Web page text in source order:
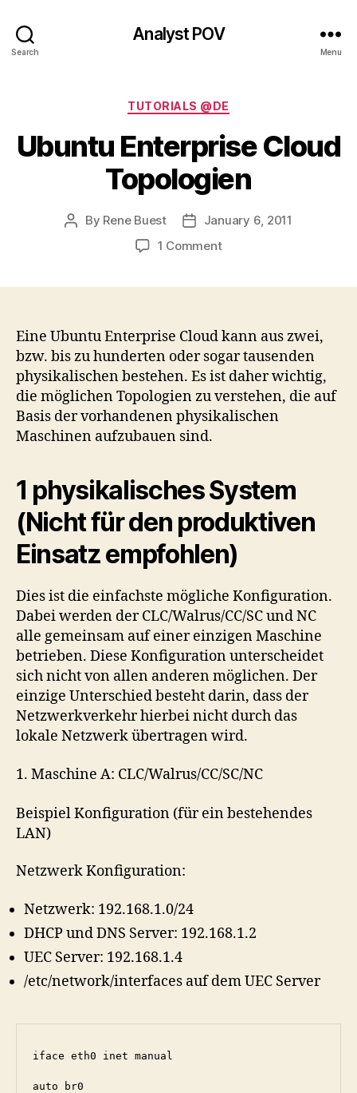
Search
Analyst POV
Menu
Categories
TUTORIALS @DE
Ubuntu Enterprise Cloud
Topologien
Post
By Rene Buest
PostJanuary 6, 2011
1 Commenton
Eine Ubuntu Enterprise Cloud kann aus zwei,
bzw. bis zu hunderten oder sogar tausenden
physikalischen bestehen. Es ist daher wichtig,
die möglichen Topologien zu verstehen, die auf
Basis der vorhandenen physikalischen
Maschinen aufzubauen sind.
1 physikalisches System
(Nicht für den produktiven
Einsatz empfohlen)
Dies ist die einfachste mögliche Konfiguration.
Dabei werden der CLC/Walrus/CC/SC und NC
alle gemeinsam auf einer einzigen Maschine
betrieben. Diese Konfiguration unterscheidet
sich nicht von allen anderen möglichen. Der
einzige Unterschied besteht darin, dass der
Netzwerkverkehr hierbei nicht durch das
lokale Netzwerk übertragen wird.
1. Maschine A: CLC/Walrus/CC/SC/NC
Beispiel Konfiguration (für ein bestehendes
LAN)
Netzwerk Konfiguration:
Netzwerk: 192.168.1.0/24
DHCP und DNS Server: 192.168.1.2
UEC Server: 192.168.1.4
/etc/network/interfaces auf dem UEC Server
iface eth0 inet manual
auto br0